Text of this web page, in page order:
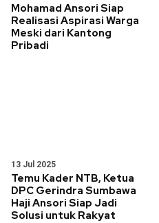
Mohamad Ansori Siap
Realisasi Aspirasi Warga
Meski dari Kantong
Pribadi
13 Jul 2025
Temu Kader NTB, Ketua
DPC Gerindra Sumbawa
Haji Ansori Siap Jadi
Solusi untuk Rakyat